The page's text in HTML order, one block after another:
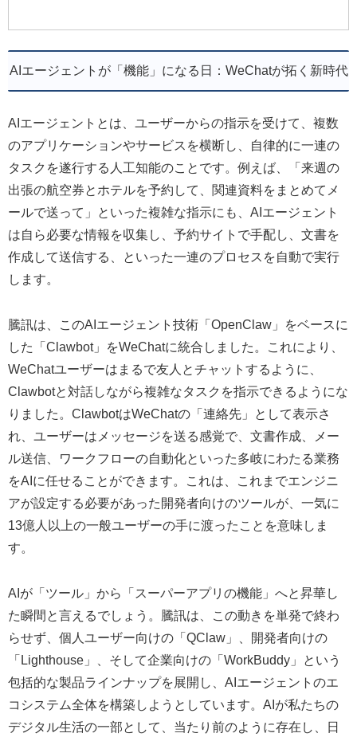
AIエージェントが「機能」になる日：WeChatが拓く新時代
AIエージェントとは、ユーザーからの指示を受けて、複数
のアプリケーションやサービスを横断し、自律的に一連の
タスクを遂行する人工知能のことです。例えば、「来週の
出張の航空券とホテルを予約して、関連資料をまとめてメ
ールで送って」といった複雑な指示にも、AIエージェント
は自ら必要な情報を収集し、予約サイトで手配し、文書を
作成して送信する、といった一連のプロセスを自動で実行
します。
騰訊は、このAIエージェント技術「OpenClaw」をベースに
した「Clawbot」をWeChatに統合しました。これにより、
WeChatユーザーはまるで友人とチャットするように、
Clawbotと対話しながら複雑なタスクを指示できるようにな
りました。ClawbotはWeChatの「連絡先」として表示さ
れ、ユーザーはメッセージを送る感覚で、文書作成、メー
ル送信、ワークフローの自動化といった多岐にわたる業務
をAIに任せることができます。これは、これまでエンジニ
アが設定する必要があった開発者向けのツールが、一気に
13億人以上の一般ユーザーの手に渡ったことを意味しま
す。
AIが「ツール」から「スーパーアプリの機能」へと昇華し
た瞬間と言えるでしょう。騰訊は、この動きを単発で終わ
らせず、個人ユーザー向けの「QClaw」、開発者向けの
「Lighthouse」、そして企業向けの「WorkBuddy」という
包括的な製品ラインナップを展開し、AIエージェントのエ
コシステム全体を構築しようとしています。AIが私たちの
デジタル生活の一部として、当たり前のように存在し、日